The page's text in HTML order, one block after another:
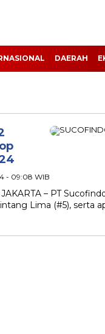
DAERAH
- 09:08 WIB
– PT
Lima (#5), serta